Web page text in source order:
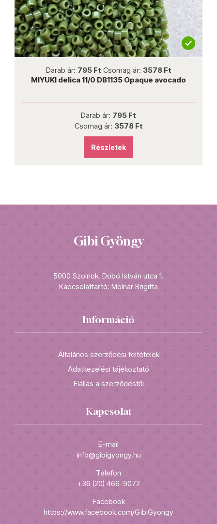
Darab ár: 795 Ft Csomag ár: 3578 Ft
MIYUKI delica 11/0 DB1135 Opaque avocado
Darab ár: 795 Ft
Csomag ár: 3578 Ft
Részletek
Gibi Gyöngy
5000 Szolnok, Dobó István utca 1.
Kapcsolattartó: Molnár Brigitta
Információ
Általános szerződési feltételek
Adatkezelési tájékoztató
Elállás a szerződéstől
Kapcsolat
E-mail
info@gibigyongy.hu
Telefon
+36 (20) 466-9072
Facebook
https://www.facebook.com/GibiGyongy